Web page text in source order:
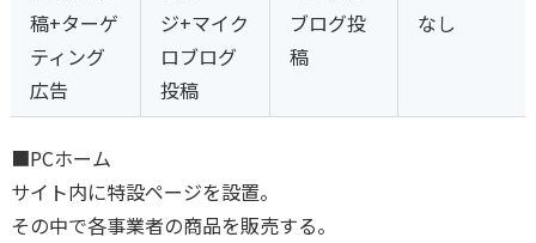
稿+ターゲ
ティング
広告
ジ+マイク
ロブログ
投稿
ブログ投
稿
なし
■PCホーム
サイト内に特設ページを設置。
その中で各事業者の商品を販売する。